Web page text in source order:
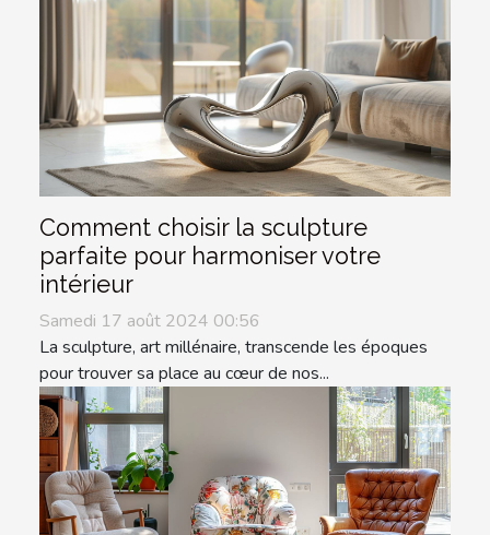
Comment choisir la sculpture
parfaite pour harmoniser votre
intérieur
Samedi 17 août 2024 00:56
La sculpture, art millénaire, transcende les époques
pour trouver sa place au cœur de nos...